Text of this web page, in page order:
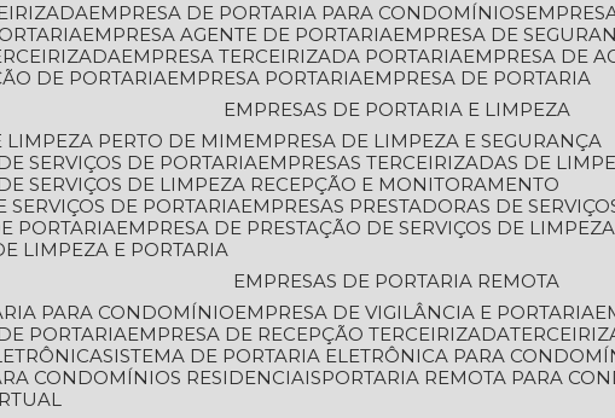
EMPRESA DE PORTARIA PARA CONDOMÍNIOS
EMPRESA AGENTE DE PORTARIA
EMPRESA DE
EMPRESA TERCEIRIZADA PORTARIA
EMPRESA DE
DE PORTARIA
EMPRESA PORTARIA
EMPRESA DE PORTARIA
EMPRESAS DE PORTARIA E LIMPEZA
LIMPEZA PERTO DE MIM
EMPRESA DE LIMPEZA E SEGURANÇA
SERVIÇOS DE PORTARIA
EMPRESAS TERCEIRIZADAS DE
DE SERVIÇOS DE LIMPEZA RECEPÇÃO E MONITORAMENTO
SERVIÇOS DE PORTARIA
EMPRESAS PRESTADORAS DE
PORTARIA
EMPRESA DE PRESTAÇÃO DE SERVIÇOS DE
LIMPEZA E PORTARIA
EMPRESAS DE PORTARIA REMOTA
PARA CONDOMÍNIO
EMPRESA DE VIGILÂNCIA E PORTARIA
PORTARIA
EMPRESA DE RECEPÇÃO TERCEIRIZADA
SISTEMA DE PORTARIA ELETRÔNICA PARA
CONDOMÍNIOS RESIDENCIAIS
PORTARIA REMOTA PARA